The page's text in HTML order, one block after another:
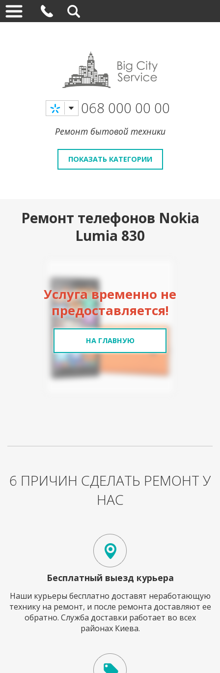
068 000 00 00
Ремонт бытовой техники
ПОКАЗАТЬ КАТЕГОРИИ
Ремонт телефонов Nokia
Lumia 830
Услуга временно не
предоставляется!
НА ГЛАВНУЮ
6 ПРИЧИН СДЕЛАТЬ РЕМОНТ У
НАС
Бесплатный выезд курьера
Наши курьеры бесплатно доставят неработающую
технику на ремонт, и после ремонта доставляют ее
обратно. Служба доставки работает во всех
районах Киева.